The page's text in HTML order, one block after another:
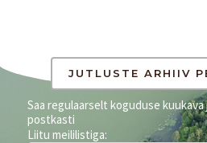
JUTLUSTE ARHIIV
Saa regulaarselt koguduse
postkasti
Liitu meililistiga: